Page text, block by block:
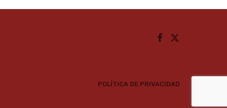
POLÍTICA DE PRIVACIDAD